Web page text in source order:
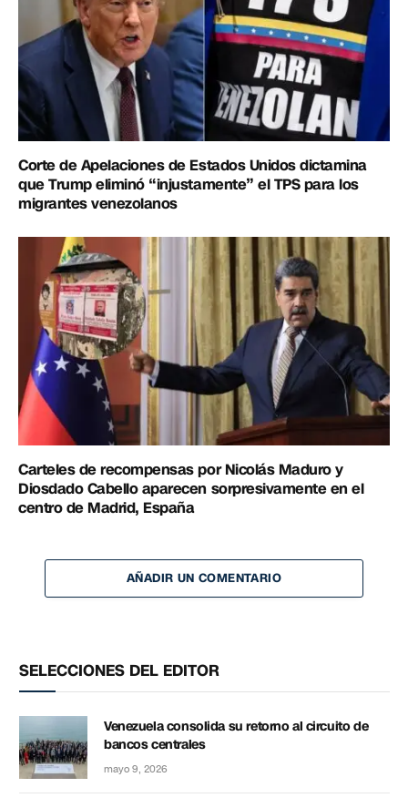
Corte de Apelaciones de Estados Unidos dictamina
que Trump eliminó “injustamente” el TPS para los
migrantes venezolanos
Carteles de recompensas por Nicolás Maduro y
Diosdado Cabello aparecen sorpresivamente en el
centro de Madrid, España
AÑADIR UN COMENTARIO
SELECCIONES DEL EDITOR
Venezuela consolida su retorno al circuito de
bancos centrales
mayo 9, 2026